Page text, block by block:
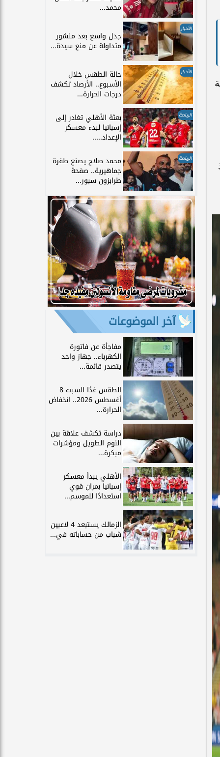
محمد...
الأخبار
جدل واسع بعد منشور
متداولة عن منع سيدة...
الأخبار حالة الطقس خلال
الأسبوع.. الأرصاد تكشف
درجات الحرارة...
الرياضة بعثة الأهلي تغادر إلى
إسبانيا لبدء معسكر
الإعداد.....
الرياضة محمد صلاح يصنع طفرة
جماهيرية.. صفحة
طرابزون سبور...
آخر الموضوعات
مفاجأة عن فاتورة
الكهرباء.. جهاز واحد
يتصدر قائمة...
الطقس غدًا السبت 8
أغسطس 2026.. انخفاض
الحرارة...
دراسة تكشف علاقة بين
النوم الطويل ومؤشرات
مبكرة...
الأهلي يبدأ معسكر
إسبانيا بمران قوي
استعدادًا للموسم...
الزمالك يستبعد 4 لاعبين
شباب من حساباته في...